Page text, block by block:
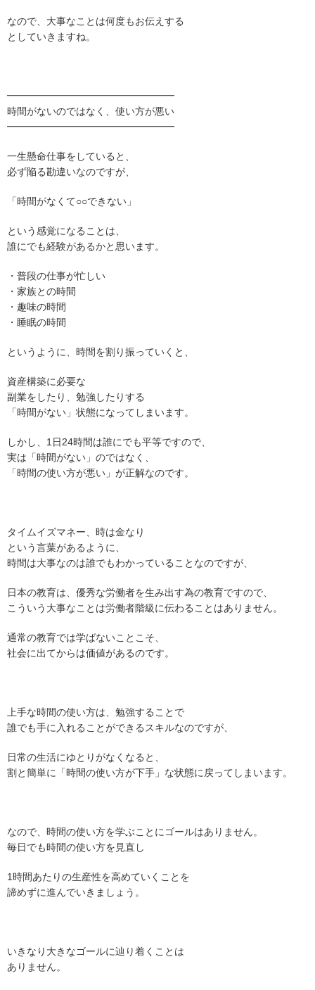
なので、大事なことは何度もお伝えする
としていきますね。
━━━━━━━━━━━━━━━━━
時間がないのではなく、使い方が悪い
━━━━━━━━━━━━━━━━━
一生懸命仕事をしていると、
必ず陥る勘違いなのですが、
「時間がなくて○○できない」
という感覚になることは、
誰にでも経験があるかと思います。
・普段の仕事が忙しい
・家族との時間
・趣味の時間
・睡眠の時間
というように、時間を割り振っていくと、
資産構築に必要な
副業をしたり、勉強したりする
「時間がない」状態になってしまいます。
しかし、1日24時間は誰にでも平等ですので、
実は「時間がない」のではなく、
「時間の使い方が悪い」が正解なのです。
タイムイズマネー、時は金なり
という言葉があるように、
時間は大事なのは誰でもわかっていることなのですが、
日本の教育は、優秀な労働者を生み出す為の教育ですので、
こういう大事なことは労働者階級に伝わることはありません。
通常の教育では学ばないことこそ、
社会に出てからは価値があるのです。
上手な時間の使い方は、勉強することで
誰でも手に入れることができるスキルなのですが、
日常の生活にゆとりがなくなると、
割と簡単に「時間の使い方が下手」な状態に戻ってしまいます。
なので、時間の使い方を学ぶことにゴールはありません。
毎日でも時間の使い方を見直し
1時間あたりの生産性を高めていくことを
諦めずに進んでいきましょう。
いきなり大きなゴールに辿り着くことは
ありません。